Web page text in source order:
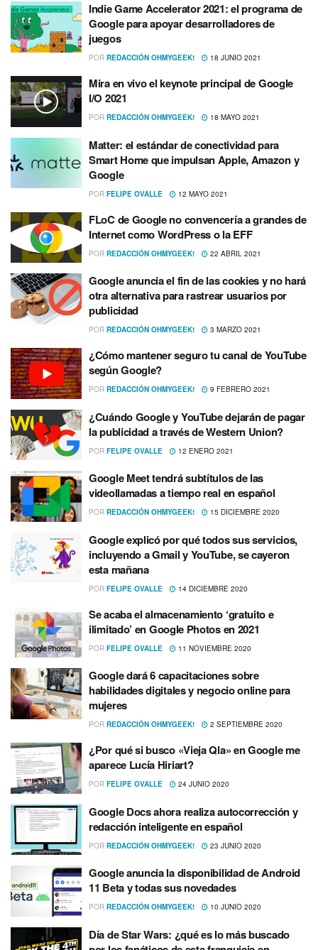
Indie Game Accelerator 2021: el programa de
Google para apoyar desarrolladores de
juegos
POR REDACCIÓN OHMYGEEK! 18 JUNIO 2021
Mira en vivo el keynote principal de Google
I/O 2021
POR REDACCIÓN OHMYGEEK! 18 MAYO 2021
Matter: el estándar de conectividad para
Smart Home que impulsan Apple, Amazon y
Google
POR FELIPE OVALLE 12 MAYO 2021
FLoC de Google no convencería a grandes de
Internet como WordPress o la EFF
POR REDACCIÓN OHMYGEEK! 22 ABRIL 2021
Google anuncia el fin de las cookies y no hará
otra alternativa para rastrear usuarios por
publicidad
POR REDACCIÓN OHMYGEEK! 3 MARZO 2021
¿Cómo mantener seguro tu canal de YouTube
según Google?
POR REDACCIÓN OHMYGEEK! 9 FEBRERO 2021
¿Cuándo Google y YouTube dejarán de pagar
la publicidad a través de Western Union?
POR FELIPE OVALLE 12 ENERO 2021
Google Meet tendrá subtí­tulos de las
videollamadas a tiempo real en español
POR REDACCIÓN OHMYGEEK! 15 DICIEMBRE 2020
Google explicó por qué todos sus servicios,
incluyendo a Gmail y YouTube, se cayeron
esta mañana
POR FELIPE OVALLE 14 DICIEMBRE 2020
Se acaba el almacenamiento ‘gratuito e
ilimitado’ en Google Photos en 2021
POR FELIPE OVALLE 11 NOVIEMBRE 2020
Google dará 6 capacitaciones sobre
habilidades digitales y negocio online para
mujeres
POR REDACCIÓN OHMYGEEK! 2 SEPTIEMBRE 2020
¿Por qué si busco «Vieja Qla» en Google me
aparece Lucí­a Hiriart?
POR FELIPE OVALLE 24 JUNIO 2020
Google Docs ahora realiza autocorrección y
redacción inteligente en español
POR REDACCIÓN OHMYGEEK! 23 JUNIO 2020
Google anuncia la disponibilidad de Android
11 Beta y todas sus novedades
POR REDACCIÓN OHMYGEEK! 10 JUNIO 2020
Dí­a de Star Wars: ¿qué es lo más buscado